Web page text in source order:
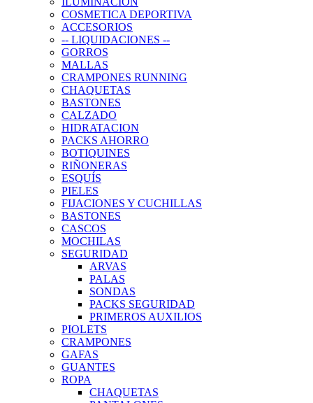
COSMETICA DEPORTIVA
ACCESORIOS
-- LIQUIDACIONES --
GORROS
MALLAS
CRAMPONES RUNNING
CHAQUETAS
BASTONES
CALZADO
HIDRATACION
PACKS AHORRO
BOTIQUINES
RIÑONERAS
ESQUÍS
PIELES
FIJACIONES Y CUCHILLAS
BASTONES
CASCOS
MOCHILAS
SEGURIDAD
ARVAS
PALAS
SONDAS
PACKS SEGURIDAD
PRIMEROS AUXILIOS
PIOLETS
CRAMPONES
GAFAS
GUANTES
ROPA
CHAQUETAS